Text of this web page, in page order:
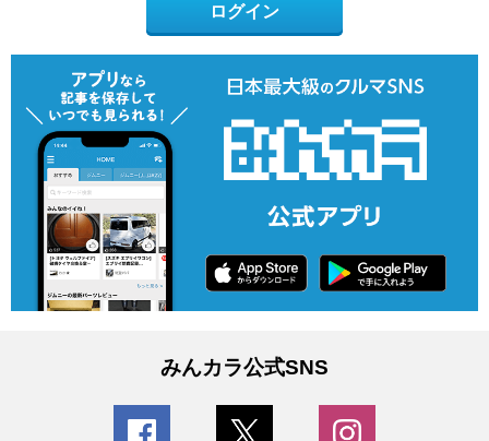
ログイン
みんカラ公式SNS